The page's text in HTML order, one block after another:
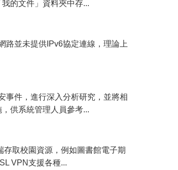
的文件」資料夾中存...
路並未提供IPv6協定連線，理論上
事件，進行深入分析研究，並將相
供系統管理人員參考...
取校園資源，例如圖書館電子期
VPN支援各種...